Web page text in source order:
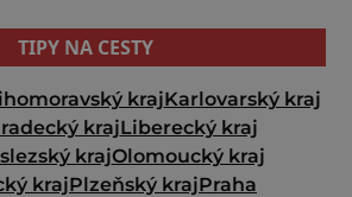
TIPY NA CESTY
krajKarlovarský kraj
krajLiberecký kraj
krajOlomoucký kraj
krajPlzeňský krajPraha